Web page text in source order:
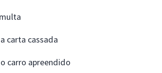
carta cassada
carro apreendido